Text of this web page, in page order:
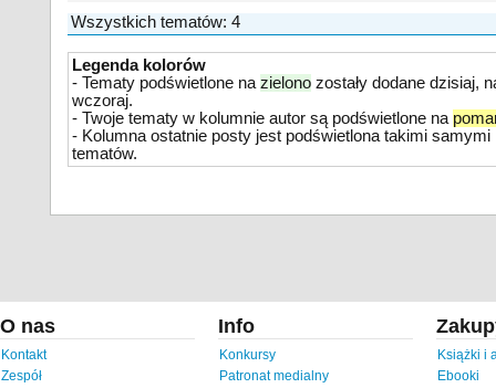
Wszystkich tematów: 4
Legenda kolorów
- Tematy podświetlone na zielono zostały dodane dzisiaj,
wczoraj.
- Twoje tematy w kolumnie autor są podświetlone na
- Kolumna ostatnie posty jest podświetlona takimi
tematów.
O nas
Kontakt
Zespół
Info
Konkursy
Patronat medialny
Książki i
Ebooki